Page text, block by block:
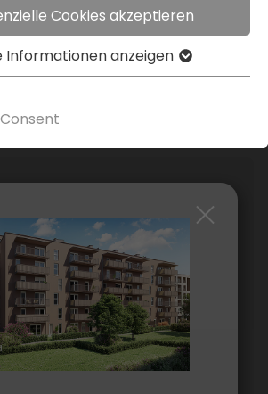
Cookies akzeptieren
Infor­ma­tionen anzeigen
Folder Down­load
Julia Wolmuth, MA
wohnen.at